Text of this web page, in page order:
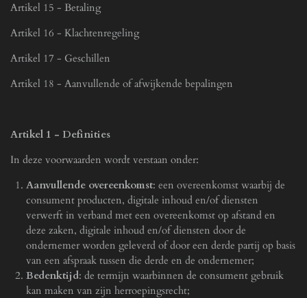
Artikel 15 - Betaling
Artikel 16 - Klachtenregeling
Artikel 17 - Geschillen
Artikel 18 - Aanvullende of afwijkende bepalingen
Artikel 1 - Definities
In deze voorwaarden wordt verstaan onder:
Aanvullende overeenkomst: een overeenkomst waarbij de
consument producten, digitale inhoud en/of diensten
verwerft in verband met een overeenkomst op afstand en
deze zaken, digitale inhoud en/of diensten door de
ondernemer worden geleverd of door een derde partij op basis
van een afspraak tussen die derde en de ondernemer;
Bedenktijd: de termijn waarbinnen de consument gebruik
kan maken van zijn herroepingsrecht;